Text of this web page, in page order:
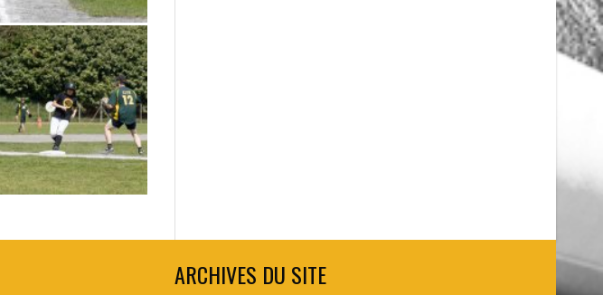
ARCHIVES DU SITE